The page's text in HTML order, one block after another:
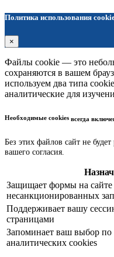
Политика использования
×
Файлы cookie — это
сохраняются в вашем
используем два типа
аналитические для
Необходимые cookies всегда
Без этих файлов сайт не
вашего согласия.
Защищает формы на сайте
несанкционированных
Поддерживает вашу
страницами
Запоминает ваш выбор по
аналитических cookies